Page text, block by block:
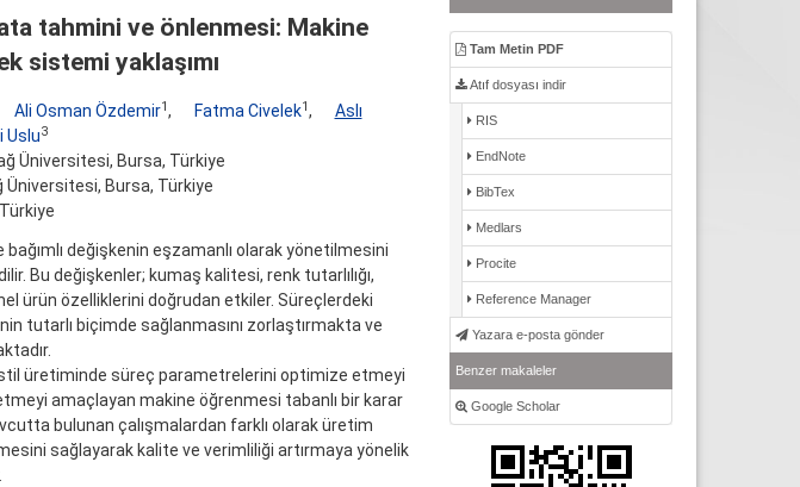
tahmini ve önlenmesi: Makine
sistemi yaklaşımı
Ali Osman Özdemir1 , Fatma Civelek1 ,
Aslı
Uslu3
Üniversitesi, Bursa, Türkiye
Bursa, Türkiye
değişkenin eşzamanlı olarak yönetilmesini
Bu değişkenler; kumaş kalitesi, renk tutarlılığı,
ürün özelliklerini doğrudan etkiler. Süreçlerdeki
tutarlı biçimde sağlanmasını zorlaştırmakta ve
üretiminde süreç parametrelerini optimize etmeyi
amaçlayan makine öğrenmesi tabanlı bir karar
bulunan çalışmalardan farklı olarak üretim
sağlayarak kalite ve verimliliği artırmaya yönelik
Tam Metin PDF
Atıf dosyası indir
RIS
EndNote
BibTex
Medlars
Procite
Reference Manager
Yazara e-posta gönder
Benzer makaleler
Google Scholar